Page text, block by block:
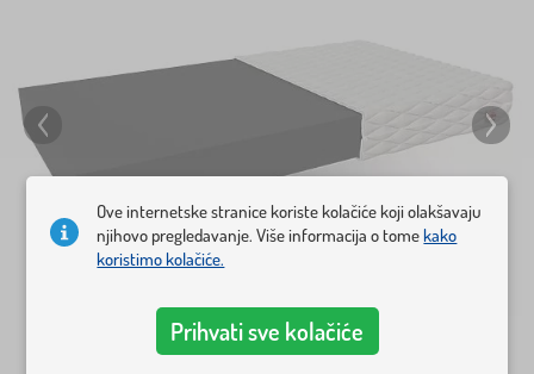
Ove internetske stranice koriste kolačiće koji olakšavaju
njihovo pregledavanje. Više informacija o tomekako
koristimo kolačiće.
Prihvati sve kolačiće